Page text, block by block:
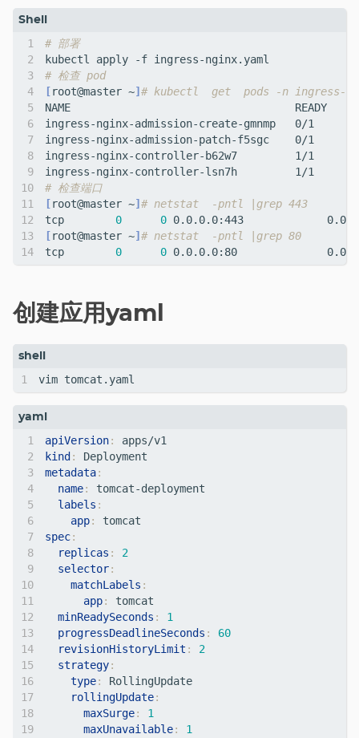
4
6
7
8
9
10
14
# 部署
# 检查 pod
[root@master ~]# kubectl  get  pods -n ingress-
ingress-nginx-admission-create-gmnmp   0/1
ingress-nginx-admission-patch-f5sgc    0/1
ingress-nginx-controller-b62w7         1/1
ingress-nginx-controller-lsn7h         1/1
# 检查端口
[root@master ~]# netstat  -pntl |grep 443
tcp 0
0
[root@master ~]# netstat  -pntl |grep 80
tcp 0 0
创建应用yaml
1
1
4
6
7
8
9
10
11
14
16
17
18
19
apiVersion:
apps/v1
kind :
Deployment
metadata:
name:
tomcat-deployment
labels :
app:
tomcat
spec:
replicas :
2
selector:
matchLabels :
app:
tomcat
minReadySeconds :
1
progressDeadlineSeconds :
60
revisionHistoryLimit :
2
strategy:
type:
RollingUpdate
rollingUpdate:
maxSurge:
1
maxUnavailable:
1